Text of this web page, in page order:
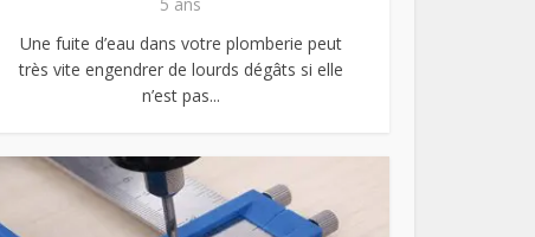
Une fuite d’eau dans votre plomberie peut
très vite engendrer de lourds dégâts si elle
n’est pas...